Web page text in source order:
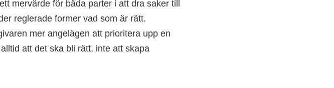
mervärde för båda parter i att dra saker till
reglerade former vad som är rätt.
mer angelägen att prioritera upp en
att det ska bli rätt, inte att skapa